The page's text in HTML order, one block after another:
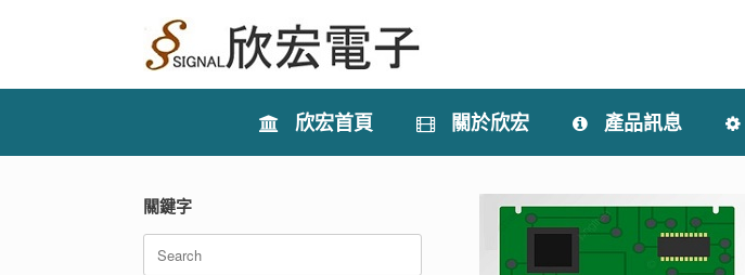
欣宏首頁 關於欣宏 產品訊息
關鍵字
Search
for: